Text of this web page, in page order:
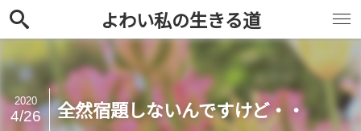
よわい私の生きる道
全然宿題しないんですけど・・
2020
4/26